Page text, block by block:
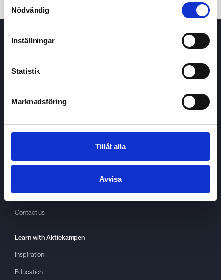
Nödvändig
Inställningar
Statistik
Marknadsföring
Tillåt alla
Avvisa
AboutAktiekampen
About cookies
GDPR
Contact us
Learn with Aktiekampen
Inspiration
Education